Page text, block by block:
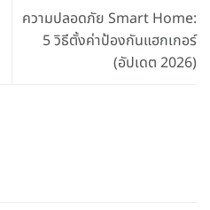
ความปลอดภัย Smart Home:
5 วิธีตั้งค่าป้องกันแฮกเกอร์
(อัปเดต 2026)